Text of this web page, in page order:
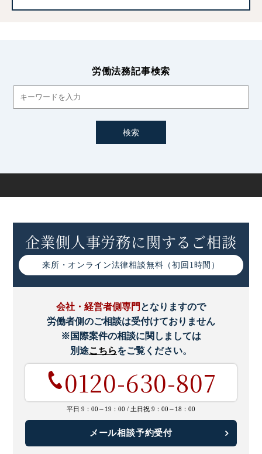
採用と内定の違いとは｜通知書や取り消し、企業側の注意
試用期間における本採用拒否｜本採用を拒否したい場合の
注意点
労働法務記事検索
企業側人事労務に関するご相談
来所・オンライン法律相談無料（初回1時間）
会社・経営者側専門 となりますので
労働者側のご相談は受付けておりません
※国際案件の相談に関しましては
別途こちらをご覧ください。
0120-630-807
平日 9：00～19：00 / 土日祝 9：00～18：00
メール相談予約受付